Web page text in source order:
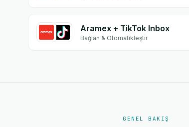
Aramex + TikTok Inbox
Bağlan & Otomatikleştir
GENEL BAKIŞ